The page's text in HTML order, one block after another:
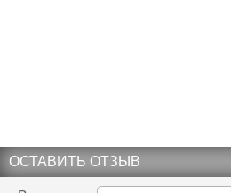
ОСТАВИТЬ ОТЗЫВ